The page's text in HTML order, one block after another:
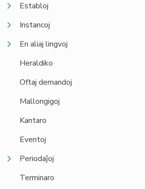
Establoj
Instancoj
En aliaj lingvoj
Heraldiko
Oftaj demandoj
Mallongigoj
Kantaro
Eventoj
Periodaĵoj
Terminaro